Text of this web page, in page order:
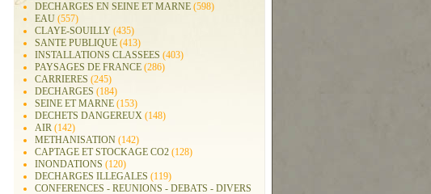
DECHARGES EN SEINE ET MARNE (598)
EAU (557)
CLAYE-SOUILLY (435)
SANTE PUBLIQUE (413)
INSTALLATIONS CLASSEES (403)
PAYSAGES DE FRANCE (286)
CARRIERES (245)
DECHARGES (184)
SEINE ET MARNE (153)
DECHETS DANGEREUX (148)
AIR (142)
METHANISATION (142)
CAPTAGE ET STOCKAGE CO2 (128)
INONDATIONS (120)
DECHARGES ILLEGALES (119)
CONFERENCES - REUNIONS - DEBATS - DIVERS